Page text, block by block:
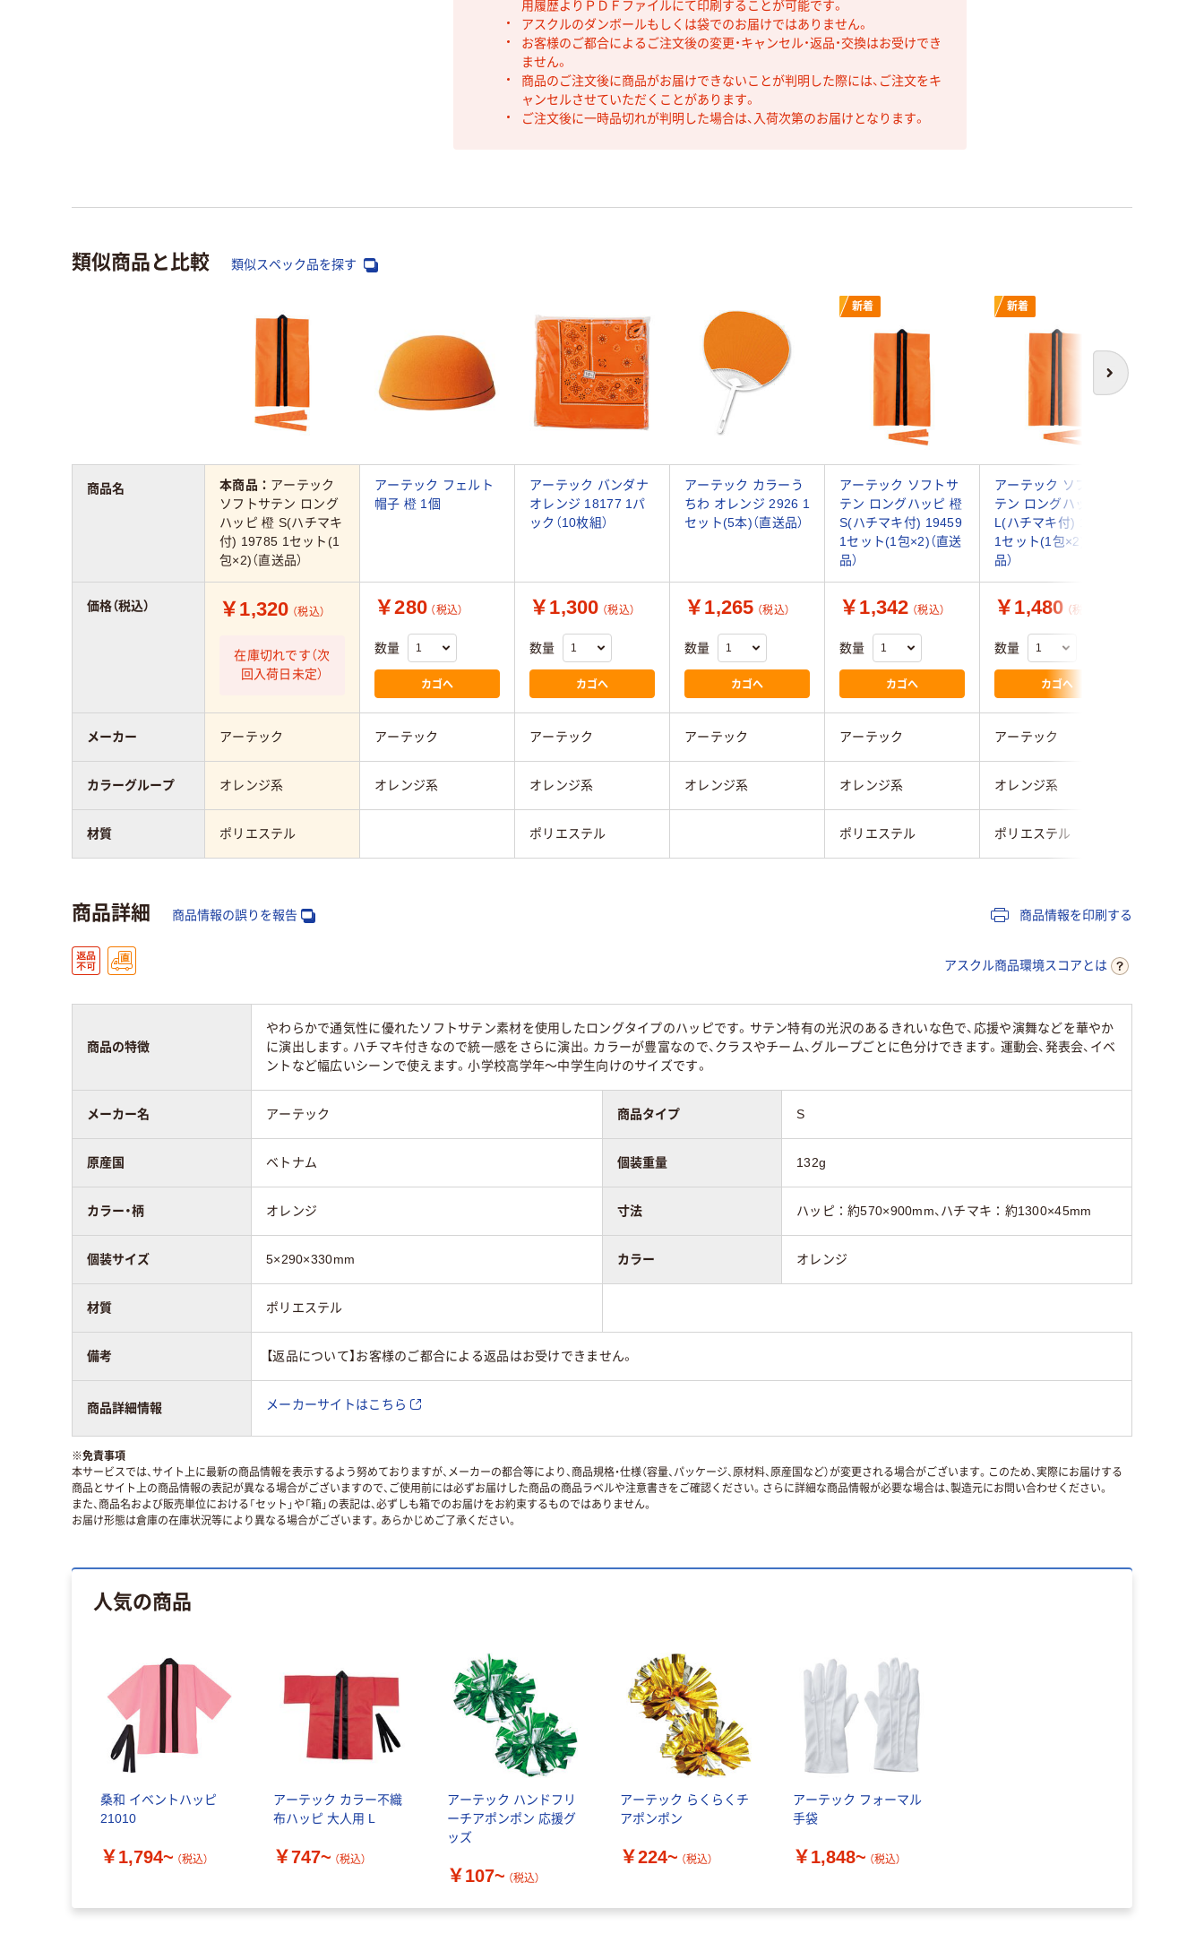
用履歴よりＰＤＦファイルにて印刷することが可能です。
アスクルのダンボールもしくは袋でのお届けではありません。
お客様のご都合によるご注文後の変更・キャンセル・返品・交換はお受けでき
ません。
商品のご注文後に商品がお届けできないことが判明した際には、ご注文をキ
ャンセルさせていただくことがあります。
ご注文後に一時品切れが判明した場合は、入荷次第のお届けとなります。
類似商品と比較 類似スペック品を探す
次へ
新着 新着
本商品： アーテック
ソフトサテン ロング
ハッピ 橙 S(ハチマキ
付) 19785 1セット(1
包×2)（直送品）
アーテック フェルト
帽子 橙 1個
アーテック バンダナ
オレンジ 18177 1パ
ック（10枚組）
アーテック カラーう
ちわ オレンジ 2926 1
セット(5本)（直送品）
アーテック ソフトサ
テン ロングハッピ 橙
S(ハチマキ付) 19459
1セット(1包×2)（直送
品）
アーテック ソフトサ
テン ロングハッピ 橙
L(ハチマキ付) 19490
1セット(1包×2)（直送
品）
￥1,320 （税込）
在庫切れです（次
回入荷日未定）
￥280 （税込）
数量
カゴへ
￥1,300 （税込）
数量
カゴへ
￥1,265 （税込）
数量
カゴへ
￥1,342 （税込）
数量
カゴへ
￥1,480 （税込）
数量
カゴへ
アーテック アーテック アーテック アーテック アーテック アーテック
オレンジ系 オレンジ系 オレンジ系 オレンジ系 オレンジ系 オレンジ系
ポリエステル ポリエステル ポリエステル ポリエステル
商品名
価格（税込）
メーカー
カラーグループ
材質
商品詳細 商品情報の誤りを報告 商品情報を印刷する
アスクル商品環境スコアとは
商品の特徴
やわらかで通気性に優れたソフトサテン素材を使用したロングタイプのハッピです。サテン特有の光沢のあるきれいな色で、応援や演舞などを華やか
に演出します。ハチマキ付きなので統一感をさらに演出。カラーが豊富なので、クラスやチーム、グループごとに色分けできます。運動会、発表会、イベ
ントなど幅広いシーンで使えます。小学校高学年～中学生向けのサイズです。
メーカー名 アーテック 商品タイプ S
原産国 ベトナム 個装重量 132g
カラー・柄 オレンジ 寸法 ハッピ：約570×900mm、ハチマキ：約1300×45mm
個装サイズ 5×290×330mm カラー オレンジ
材質 ポリエステル
備考 【返品について】お客様のご都合による返品はお受けできません。
商品詳細情報 メーカーサイトはこちら
※免責事項
本サービスでは、サイト上に最新の商品情報を表示するよう努めておりますが、メーカーの都合等により、商品規格・仕様（容量、パッケージ、原材料、原産国など）が変更される場合がございます。このため、実際にお届けする
商品とサイト上の商品情報の表記が異なる場合がございますので、ご使用前には必ずお届けした商品の商品ラベルや注意書きをご確認ください。さらに詳細な商品情報が必要な場合は、製造元にお問い合わせください。
また、商品名および販売単位における「セット」や「箱」の表記は、必ずしも箱でのお届けをお約束するものではありません。
お届け形態は倉庫の在庫状況等により異なる場合がございます。あらかじめご了承ください。
人気の商品
桑和 イベントハッピ
21010
￥1,794~ （税込）
アーテック カラー不織
布ハッピ 大人用 L
￥747~ （税込）
アーテック ハンドフリ
ーチアポンポン 応援グ
ッズ
￥107~ （税込）
アーテック らくらくチ
アポンポン
￥224~ （税込）
アーテック フォーマル
手袋
￥1,848~ （税込）